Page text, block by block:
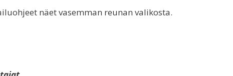
näet vasemman reunan valikosta.